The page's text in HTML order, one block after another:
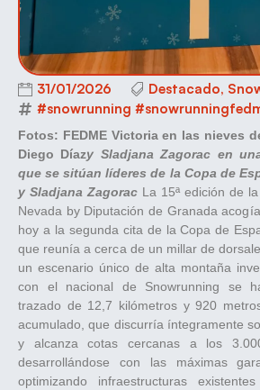
31/01/2026 Destacado,
#snowrunning
Fotos: FEDME Victoria en las nieves
Diego Díazy Sladjana Zagorac en
que se sitúan líderes de la Copa de
y Sladjana Zagorac La 15ª edición de
Nevada by Diputación de Granada
hoy a la segunda cita de la Copa de
que reunía a cerca de un millar de
un escenario único de alta montaña
con el nacional de Snowrunning se
trazado de 12,7 kilómetros y 920
acumulado, que discurría íntegramente
y alcanza cotas cercanas a los
desarrollándose con las máximas
optimizando infraestructuras